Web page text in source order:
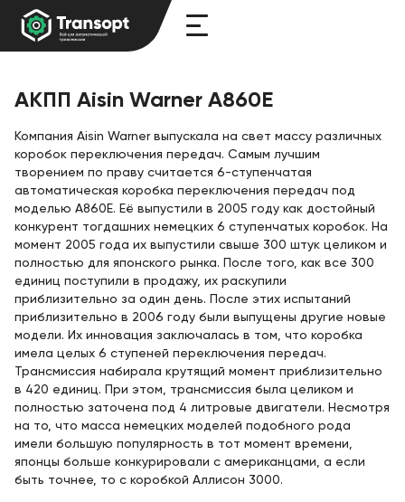
АКПП Aisin Warner A860E
Компания Aisin Warner выпускала на свет массу различных
коробок переключения передач. Самым лучшим
творением по праву считается 6-ступенчатая
автоматическая коробка переключения передач под
моделью А860Е. Её выпустили в 2005 году как достойный
конкурент тогдашних немецких 6 ступенчатых коробок. На
момент 2005 года их выпустили свыше 300 штук целиком и
полностью для японского рынка. После того, как все 300
единиц поступили в продажу, их раскупили
приблизительно за один день. После этих испытаний
приблизительно в 2006 году были выпущены другие новые
модели. Их инновация заключалась в том, что коробка
имела целых 6 ступеней переключения передач.
Трансмиссия набирала крутящий момент приблизительно
в 420 единиц. При этом, трансмиссия была целиком и
полностью заточена под 4 литровые двигатели. Несмотря
на то, что масса немецких моделей подобного рода
имели большую популярность в тот момент времени,
японцы больше конкурировали с американцами, а если
быть точнее, то с коробкой Аллисон 3000.